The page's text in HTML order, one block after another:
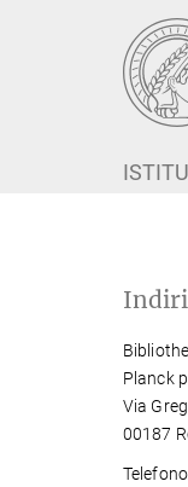
Planck
Via
00187